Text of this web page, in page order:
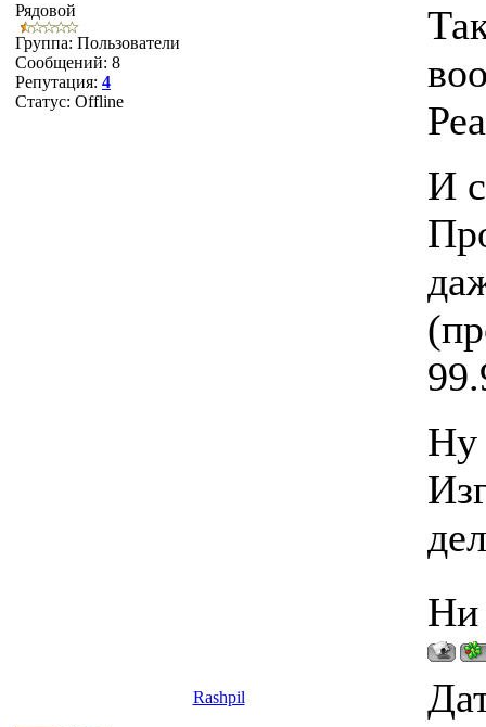
Рядовой
Группа: Пользователи
Сообщений: 8
Репутация: 4
Статус: Offline
И
Ну
Ни
Rashpil